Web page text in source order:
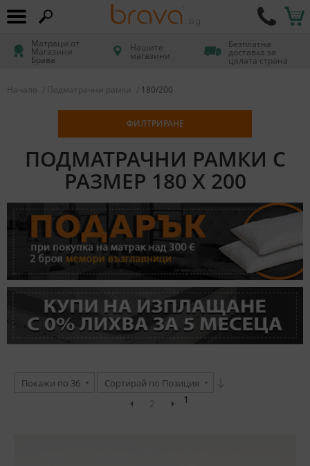
Матраци от
Магазини
Брава
Нашите
магазини
Безплатна
доставка за
цялата страна
Начало Подматрачни рамки 180/200
ПОДМАТРАЧНИ РАМКИ С
РАЗМЕР 180 X 200
Покажи по 36 Сортирай по Позиция
1
2
ФИЛТРИРАНЕ